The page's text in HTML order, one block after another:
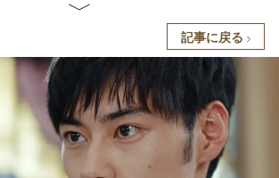
記事に戻る